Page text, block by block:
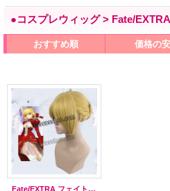
●コスプレウィッグ > Fate/EXTRA
おすすめ順 価格の
Fate/EXTRA フェイト・エクストラ セイバー ネロ 沖田総司風 コスプレウィッグ